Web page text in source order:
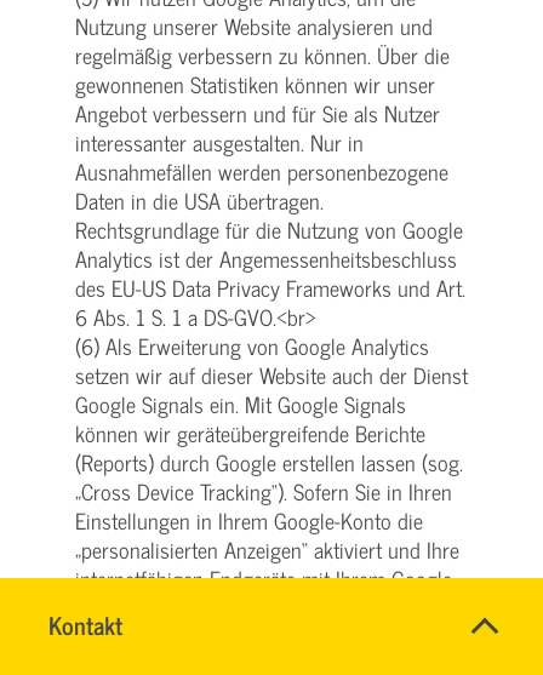
Kontakt
HASSNAE
Name*
Nutzung unserer Website analysieren und
regelmäßig verbessern zu können. Über die
gewonnenen Statistiken können wir unser
Angebot verbessern und für Sie als Nutzer
interessanter ausgestalten. Nur in
Ausnahmefällen werden personenbezogene
Daten in die USA übertragen.
Rechtsgrundlage für die Nutzung von Google
Analytics ist der Angemessenheitsbeschluss
des EU-US Data Privacy Frameworks und Art.
6 Abs. 1 S. 1 a DS-GVO.<br>
(6) Als Erweiterung von Google Analytics
setzen wir auf dieser Website auch der Dienst
Google Signals ein. Mit Google Signals
können wir geräteübergreifende Berichte
(Reports) durch Google erstellen lassen (sog.
„Cross Device Tracking“). Sofern Sie in Ihren
Einstellungen in Ihrem Google-Konto die
„personalisierten Anzeigen“ aktiviert und Ihre
internetfähigen Endgeräte mit Ihrem Google-
Nutzungsverhalten bei Erteilung Ihrer